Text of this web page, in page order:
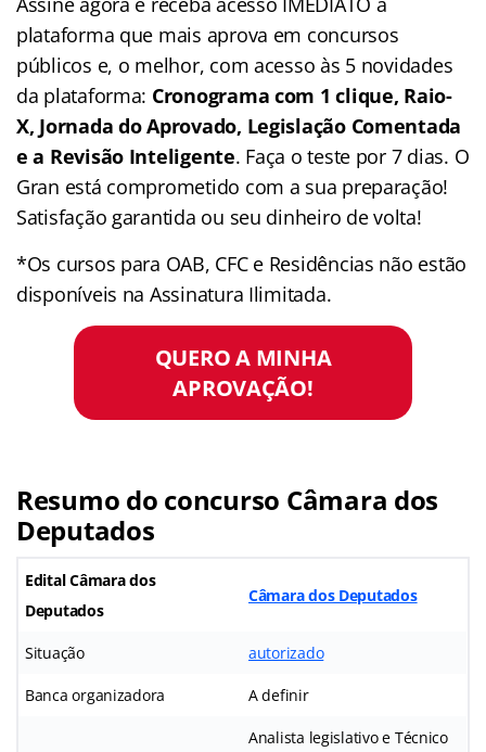
plataforma que mais aprova em concursos
públicos e, o melhor, com acesso às 5 novidades
da plataforma: Cronograma com 1 clique, Raio-
X, Jornada do Aprovado, Legislação Comentada
e a Revisão Inteligente. Faça o teste por 7 dias. O
Gran está comprometido com a sua preparação!
Satisfação garantida ou seu dinheiro de volta!
*Os cursos para OAB, CFC e Residências não estão
disponíveis na Assinatura Ilimitada.
QUERO A MINHA
APROVAÇÃO!
Resumo do concurso Câmara dos
Deputados
Edital Câmara dos
Deputados
Câmara dos Deputados
Situação autorizado
Banca organizadora A definir
Analista legislativo e Técnico